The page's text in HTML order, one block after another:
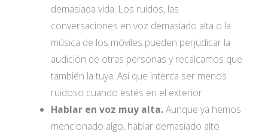
demasiada vida. Los ruidos, las
conversaciones en voz demasiado alta o la
música de los móviles pueden perjudicar la
audición de otras personas y recalcamos que
también la tuya. Así que intenta ser menos
ruidoso cuando estés en el exterior.
Hablar en voz muy alta.Aunque ya hemos
mencionado algo, hablar demasiado alto